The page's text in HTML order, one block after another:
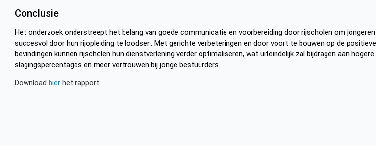
Conclusie
Het onderzoek onderstreept het belang van goede communicatie en voorbereiding door rijscholen om jongeren
succesvol door hun rijopleiding te loodsen. Met gerichte verbeteringen en door voort te bouwen op de positieve
bevindingen kunnen rijscholen hun dienstverlening verder optimaliseren, wat uiteindelijk zal bijdragen aan hogere
slagingspercentages en meer vertrouwen bij jonge bestuurders.
Download hier het rapport.